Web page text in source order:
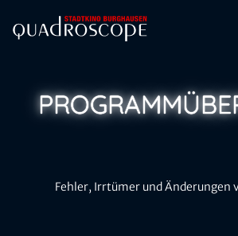
Zum Hauptinhalt springen
Fehler, Irrtümer und Änderungen